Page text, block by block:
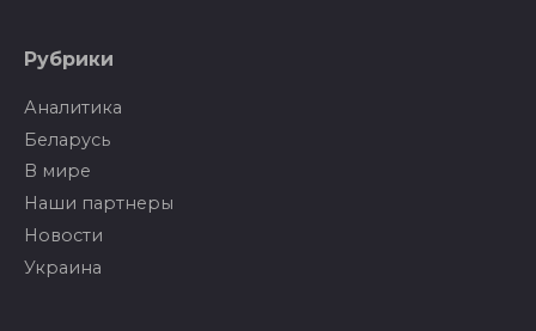
Рубрики
Аналитика
Беларусь
В мире
Наши партнеры
Новости
Украина